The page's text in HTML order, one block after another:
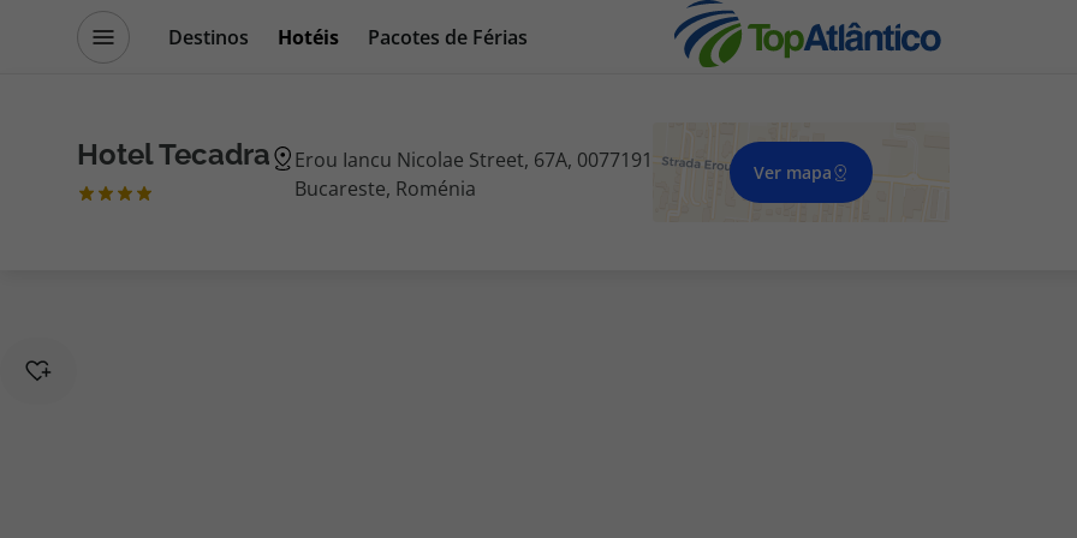
Destinos Hotéis
Pacotes de Férias
Hotel Tecadra
Erou Iancu Nicolae Street, 67A, 0077191
Bucareste, Roménia
Ver mapa